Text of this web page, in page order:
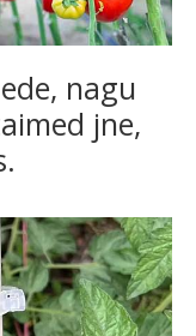
nagu
jne,